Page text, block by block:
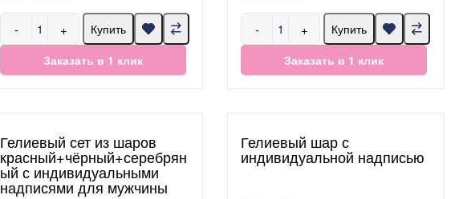
- +
Купить
Заказать в 1 клик
- +
Купить
Заказать в 1 клик
Гелиевый сет из шаров
красный+чёрный+серебрян
ый с индивидуальными
надписями для мужчины
Гелиевый шар с
индивидуальной надписью